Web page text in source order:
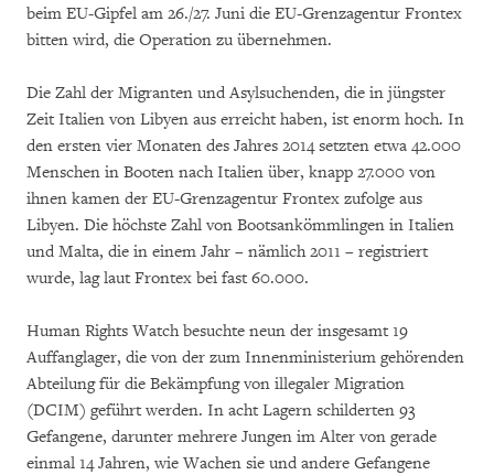
beim EU-Gipfel am 26./27. Juni die EU-Grenzagentur Frontex
bitten wird, die Operation zu übernehmen.
Die Zahl der Migranten und Asylsuchenden, die in jüngster
Zeit Italien von Libyen aus erreicht haben, ist enorm hoch. In
den ersten vier Monaten des Jahres 2014 setzten etwa 42.000
Menschen in Booten nach Italien über, knapp 27.000 von
ihnen kamen der EU-Grenzagentur Frontex zufolge aus
Libyen. Die höchste Zahl von Bootsankömmlingen in Italien
und Malta, die in einem Jahr – nämlich 2011 – registriert
wurde, lag laut Frontex bei fast 60.000.
Human Rights Watch besuchte neun der insgesamt 19
Auffanglager, die von der zum Innenministerium gehörenden
Abteilung für die Bekämpfung von illegaler Migration
(DCIM) geführt werden. In acht Lagern schilderten 93
Gefangene, darunter mehrere Jungen im Alter von gerade
einmal 14 Jahren, wie Wachen sie und andere Gefangene